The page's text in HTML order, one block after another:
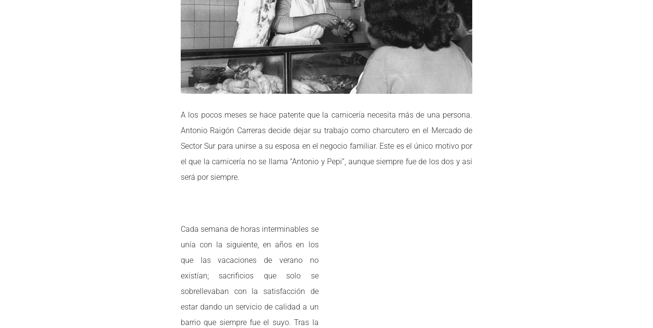
A los pocos meses se hace patente que la carnicería necesita más de una persona.
Antonio Raigón Carreras decide dejar su trabajo como charcutero en el Mercado de
Sector Sur para unirse a su esposa en el negocio familiar. Este es el único motivo por
el que la carnicería no se llama “Antonio y Pepi”, aunque siempre fue de los dos y así
será por siempre.
Cada semana de horas interminables se
unía con la siguiente, en años en los
que las vacaciones de verano no
existían; sacrificios que solo se
sobrellevaban con la satisfacción de
estar dando un servicio de calidad a un
barrio que siempre fue el suyo. Tras la